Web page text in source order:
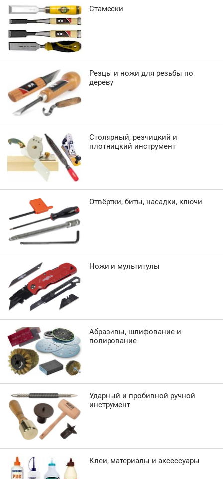
Стамески
Резцы и ножи для резьбы по
дереву
Столярный, резчицкий и
плотницкий инструмент
Отвёртки, биты, насадки, ключи
Ножи и мультитулы
Абразивы, шлифование и
полирование
Ударный и пробивной ручной
инструмент
Клеи, материалы и аксессуары